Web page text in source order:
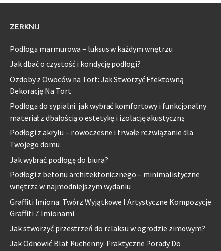
ZERKNIJ
Podłoga marmurowa – luksus w każdym wnętrzu
Jak dbać o czystość i kondycję podłogi?
Ozdoby z Owoców na Tort: Jak Stworzyć Efektowną
Dekorację Na Tort
Podłoga do sypialni: jak wybrać komfortowy i funkcjonalny
materiał z dbałością o estetykę i izolację akustyczną
Podłogi z akrylu – nowoczesne i trwałe rozwiązanie dla
Twojego domu
Jak wybrać podłogę do biura?
Podłogi z betonu architektonicznego – minimalistyczne
wnętrza w najmodniejszym wydaniu
Graffiti Imiona: Twórz Wyjątkowe I Artystyczne Kompozycje
Graffiti Z Imionami
Jak stworzyć przestrzeń do relaksu w ogrodzie zimowym?
Jak Odnowić Blat Kuchenny: Praktyczne Porady Do